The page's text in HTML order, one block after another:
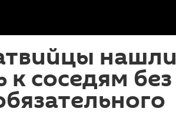
нашли
к соседям без